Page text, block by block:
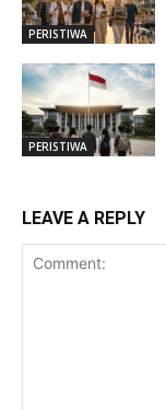
PERISTIWA
PERISTIWA
LEAVE A REPLY